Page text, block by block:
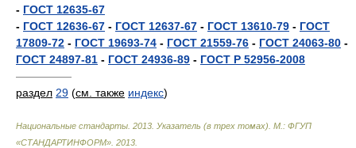
- ГОСТ 12635-67
- ГОСТ 12636-67 - ГОСТ 12637-67 - ГОСТ 13610-79 - ГОСТ
17809-72 - ГОСТ 19693-74 - ГОСТ 21559-76 - ГОСТ 24063-80 -
ГОСТ 24897-81 - ГОСТ 24936-89 - ГОСТ Р 52956-2008
—————
раздел 29 (см. также индекс)
Национальные стандарты. 2013. Указатель (в трех томах). М.: ФГУП
«СТАНДАРТИНФОРМ» 2013